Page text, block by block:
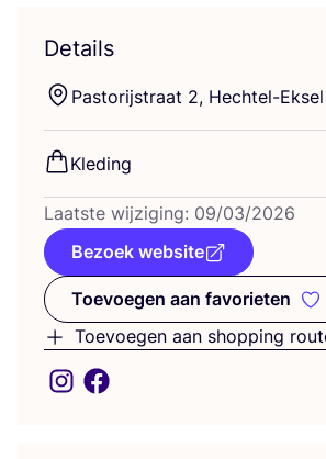
Details
Pas­to­rijstraat 2, Hechtel-Eksel
Kle­ding
Laat­ste wij­zi­ging: 09/03/2026
Bezoek website
Toevoegen aan favorieten
Toevoegen aan
Toevoegen aan shopping